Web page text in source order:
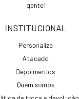
gente!
INSTITUCIONAL
Personalize
Atacado
Depoimentos
Quem somos